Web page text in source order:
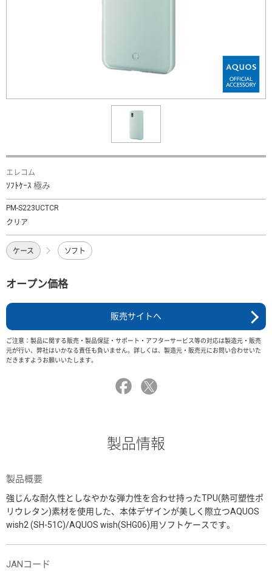
エレコム
ｿﾌﾄｹｰｽ 極み
PM-S223UCTCR
クリア
ケース ソフト
オープン価格
販売サイトへ
ご注意：製品に関する販売・製品保証・サポート・アフターサービス等の対応は製造元・販売
元が行い、弊社はいかなる責任も負いません。詳しくは、製造元・販売元にお問い合わせいた
だきますようお願いいたします。
製品情報
製品概要
強じんな耐久性としなやかな弾力性を合わせ持ったTPU(熱可塑性ポ
リウレタン)素材を使用した、本体デザインが美しく際立つAQUOS
wish2 (SH-51C)/AQUOS wish(SHG06)用ソフトケースです。
JANコード